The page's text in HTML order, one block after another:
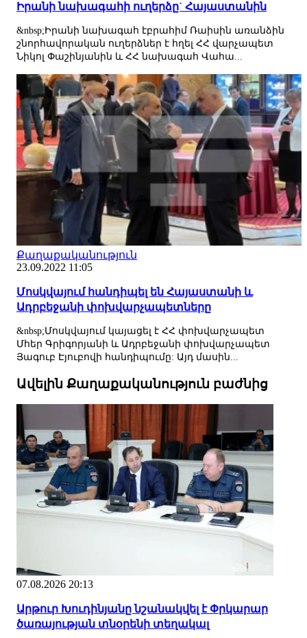
Իրանի նախագահի ուղերձը` Հայաստանին
&nbsp;Իրանի նախագահ էբրահիմ Ռաիսին առանձին
շնորհավորական ուղերձներ է հղել ՀՀ վարչապետ
Նիկոլ Փաշինյանին և ՀՀ նախագահ Վահա...
Քաղաքականություն
23.09.2022 11:05
Մոսկվայում հանդիպել են Հայաստանի և
Ադրբեջանի փոխվարչապետները
&nbsp;Մոսկվայում կայացել է ՀՀ փոխվարչապետ
Մհեր Գրիգորյանի և Ադրբեջանի փոխվարչապետ
Յագուբ Էյուբովի հանդիպումը: Այդ մասին...
Ավելին Քաղաքականություն բաժնից
07.08.2026 20:13
Արթուր Խուդինյանը նշանակվել է Փրկարար
ծառայության տնօրենի տեղակալ